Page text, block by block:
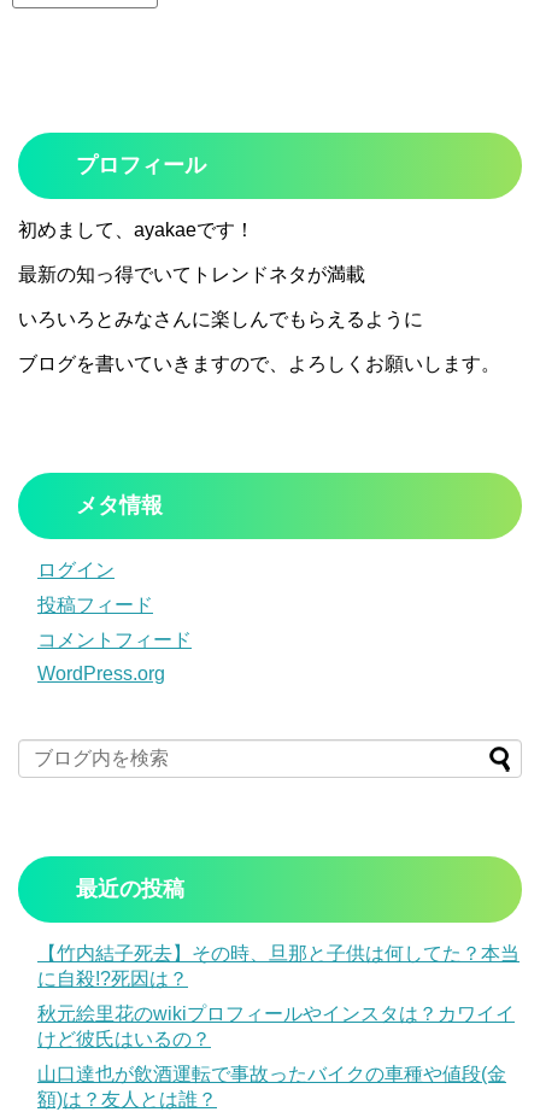
プロフィール
初めまして、ayakaeです！
最新の知っ得でいてトレンドネタが満載
いろいろとみなさんに楽しんでもらえるように
ブログを書いていきますので、よろしくお願いします。
メタ情報
ログイン
投稿フィード
コメントフィード
WordPress.org
最近の投稿
【竹内結子死去】その時、旦那と子供は何してた？本当
に自殺!?死因は？
秋元絵里花のwikiプロフィールやインスタは？カワイイ
けど彼氏はいるの？
山口達也が飲酒運転で事故ったバイクの車種や値段(金
額)は？友人とは誰？